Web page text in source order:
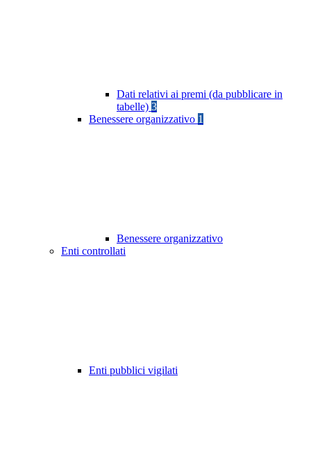
Dati relativi ai premi (da pubblicare in
tabelle) 3
Benessere organizzativo 1
Benessere organizzativo
Enti controllati
Enti pubblici vigilati